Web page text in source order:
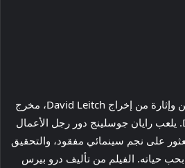
The Fall Guy هو فيلم أكشن وإثارة من إخراج David Leitch، مخرج
Bullet Train وDeadpool 2. يلعب رايان جوسلينج دور رجل الأعمال
على نجم سينمائي مفقود، والتحقيق
حياته. الفيلم من تأليف درو بيرس